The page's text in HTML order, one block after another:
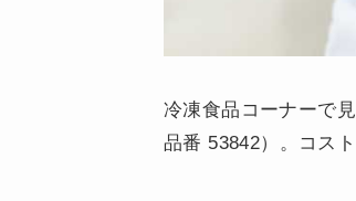
冷凍食品コーナーで
品番 53842）。コス